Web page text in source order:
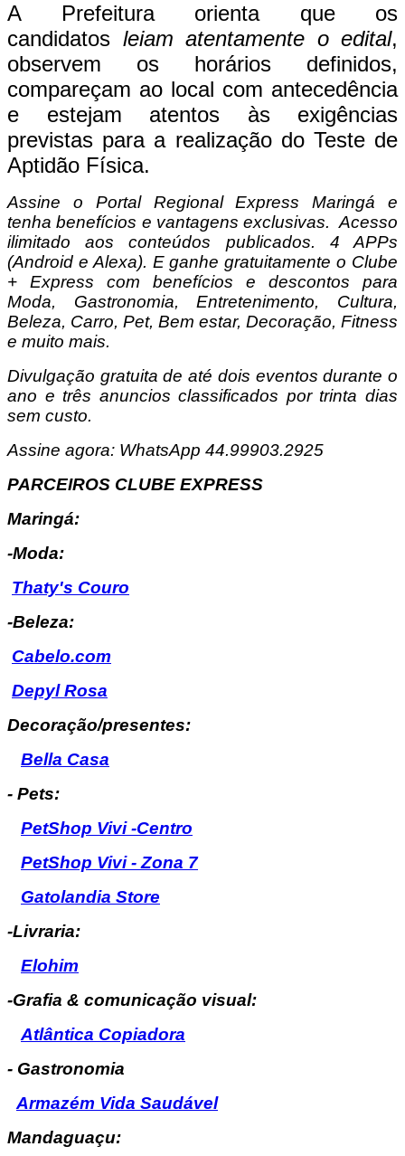
A Prefeitura orienta que os
candidatos leiam atentamente o edital,
observem os horários definidos,
compareçam ao local com antecedência
e estejam atentos às exigências
previstas para a realização do Teste de
Aptidão Física.
Assine o Portal Regional Express Maringá e
tenha benefícios e vantagens exclusivas. Acesso
ilimitado aos conteúdos publicados. 4 APPs
(Android e Alexa). E ganhe gratuitamente o Clube
+ Express com benefícios e descontos para
Moda, Gastronomia, Entretenimento, Cultura,
Beleza, Carro, Pet, Bem estar, Decoração, Fitness
e muito mais.
Divulgação gratuita de até dois eventos durante o
ano e três anuncios classificados por trinta dias
sem custo.
Assine agora: WhatsApp 44.99903.2925
PARCEIROS CLUBE EXPRESS
Maringá:
-Moda:
Thaty's Couro
-Beleza:
Cabelo.com
Depyl Rosa
Decoração/presentes:
Bella Casa
- Pets:
PetShop Vivi -Centro
PetShop Vivi - Zona 7
Gatolandia Store
-Livraria:
Elohim
-Grafia & comunicação visual:
Atlântica Copiadora
- Gastronomia
Armazém Vida Saudável
Mandaguaçu: